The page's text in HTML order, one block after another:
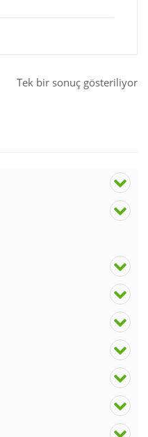
Tek bir sonuç gösteriliyor